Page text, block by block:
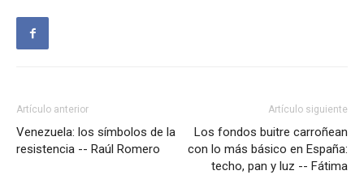
Artículo anterior
Venezuela: los símbolos de la
resistencia -- Raúl Romero
Artículo siguiente
Los fondos buitre carroñean
con lo más básico en España:
techo, pan y luz -- Fátima